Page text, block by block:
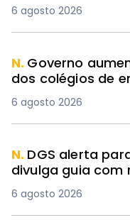
6 agosto 2026
N. Governo
dos colégios de
6 agosto 2026
N. DGS alerta
divulga guia com
6 agosto 2026